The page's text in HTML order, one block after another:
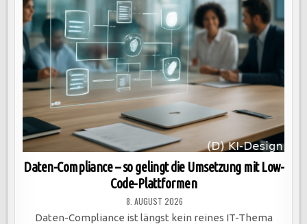
Daten-Compliance – so gelingt die Umsetzung mit Low-
Code-Plattformen
8. AUGUST 2026
Daten-Compliance ist längst kein reines IT-Thema